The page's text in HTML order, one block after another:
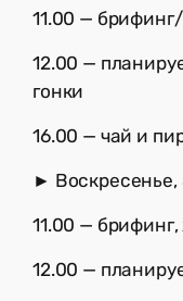
11.00 —
12.00 —
гонки
16.00 — чай и
► Воскресенье,
11.00 —
12.00 —